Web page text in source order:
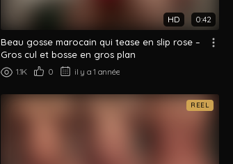
HD 0:42
Beau gosse marocain qui tease en slip rose –
Gros cul et bosse en gros plan
1.1K 0 il y a 1 année
REEL